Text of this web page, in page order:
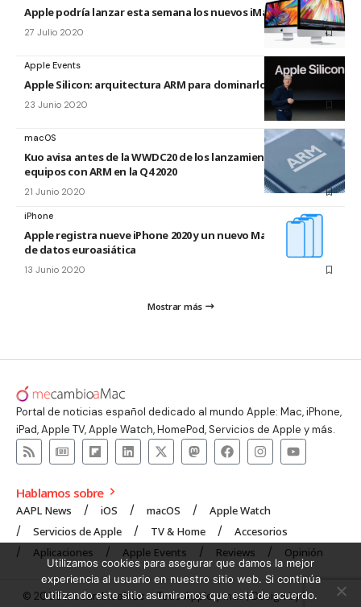
Apple podría lanzar esta semana los nuevos iMac 2020
27 Julio 2020
Apple Events
Apple Silicon: arquitectura ARM para dominarlos a todos
23 Junio 2020
macOS
Kuo avisa antes de la WWDC20 de los lanzamientos de
equipos con ARM en la Q4 2020
21 Junio 2020
iPhone
Apple registra nueve iPhone 2020 y un nuevo Mac en la base
de datos euroasiática
13 Junio 2020
Mostrar más
Portal de noticias español dedicado al mundo Apple: Mac, iPhone,
iPad, Apple TV, Apple Watch, HomePod, Servicios de Apple y más.
Hablamos sobre
AAPL News iOS macOS
Apple Watch
Servicios de Apple
TV & Home
Accesorios
Aplicaciones
Apple Events Reviews Opinión
© 2008 mecambioaMac – Todo Apple y más | Design byUNXON
Utilizamos cookies para asegurar que damos la mejor
experiencia al usuario en nuestro sitio web. Si continúa
utilizando este sitio asumiremos que está de acuerdo.